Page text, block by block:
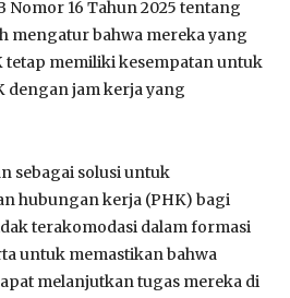
Nomor 16 Tahun 2025 tentang
mengatur bahwa mereka yang
tetap memiliki kesempatan untuk
dengan jam kerja yang
sebagai solusi untuk
hubungan kerja (PHK) bagi
terakomodasi dalam formasi
untuk memastikan bahwa
melanjutkan tugas mereka di